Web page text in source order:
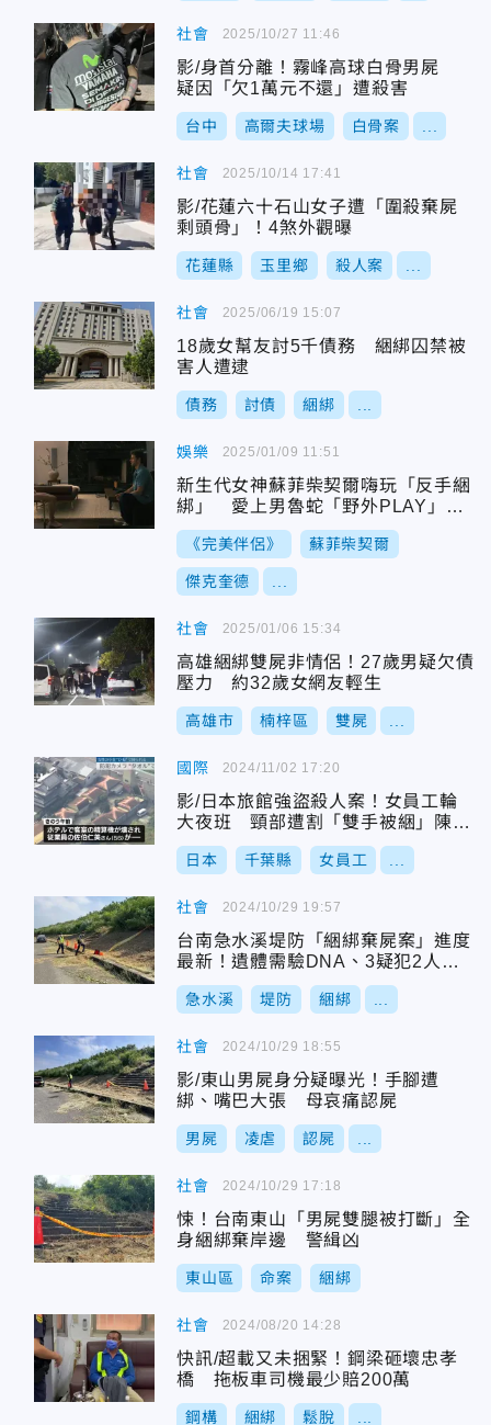
社會
影/身首分離！霧峰高球白骨男屍
疑因「欠1萬元不還」遭殺害
台中 高爾夫球場 白骨案
2025/10/27 11:46
社會
影/花蓮六十石山女子遭「圍殺棄屍
剩頭骨」！4煞外觀曝
花蓮縣 玉里鄉 殺人案
2025/10/14 17:41
社會
18歲女幫友討5千債務 綑綁囚禁被
害人遭逮
債務 討債 綑綁
2025/06/19 15:07
娛樂
新生代女神蘇菲柴契爾嗨玩「反手綑
綁」 愛上男魯蛇「野外PLAY」全
都攝
《完美伴侶》 蘇菲柴契爾
傑克奎德
2025/01/09 11:51
社會
高雄綑綁雙屍非情侶！27歲男疑欠債
壓力 約32歲女網友輕生
高雄市 楠梓區 雙屍
2025/01/06 15:34
國際
影/日本旅館強盜殺人案！女員工輪
大夜班 頸部遭割「雙手被綑」陳屍
休息室
日本 千葉縣 女員工
2024/11/02 17:20
社會
台南急水溪堤防「綑綁棄屍案」進度
最新！遺體需驗DNA、3疑犯2人遭
逮
急水溪 堤防 綑綁
2024/10/29 19:57
社會
影/東山男屍身分疑曝光！手腳遭
綁、嘴巴大張 母哀痛認屍
男屍 凌虐 認屍
2024/10/29 18:55
社會
悚！台南東山「男屍雙腿被打斷」全
身綑綁棄岸邊 警緝凶
東山區 命案 綑綁
2024/10/29 17:18
社會
快訊/超載又未捆緊！鋼梁砸壞忠孝
橋 拖板車司機最少賠200萬
鋼構 綑綁 鬆脫
2024/08/20 14:28